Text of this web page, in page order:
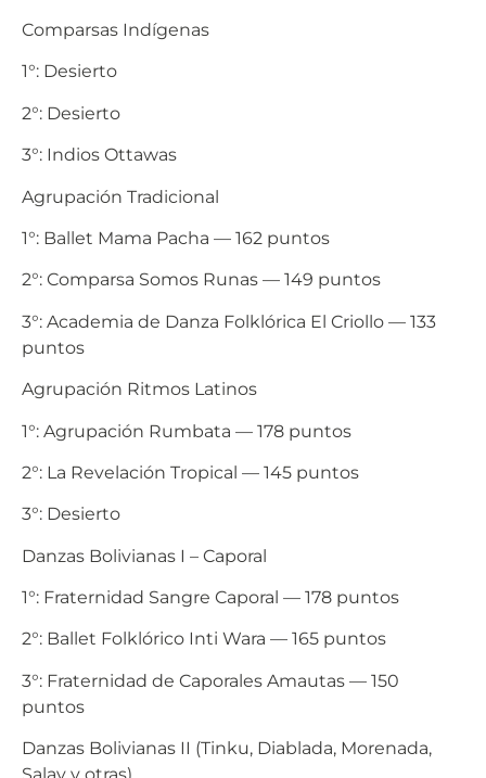
Comparsas Indígenas
1°: Desierto
2°: Desierto
3°: Indios Ottawas
Agrupación Tradicional
1°: Ballet Mama Pacha — 162 puntos
2°: Comparsa Somos Runas — 149 puntos
3°: Academia de Danza Folklórica El Criollo — 133
puntos
Agrupación Ritmos Latinos
1°: Agrupación Rumbata — 178 puntos
2°: La Revelación Tropical — 145 puntos
3°: Desierto
Danzas Bolivianas I – Caporal
1°: Fraternidad Sangre Caporal — 178 puntos
2°: Ballet Folklórico Inti Wara — 165 puntos
3°: Fraternidad de Caporales Amautas — 150
puntos
Danzas Bolivianas II (Tinku, Diablada, Morenada,